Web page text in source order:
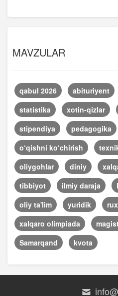
MAVZULAR
qabul 2026 abituriyent
statistika
xotin-qizlar
stipendiya
pedagogika
o‘qishni ko‘chirish
oliygohlar
diniy
tibbiyot
ilmiy daraja
oliy ta'lim
yuridik
xalqaro olimpiada
Samarqand
kvota